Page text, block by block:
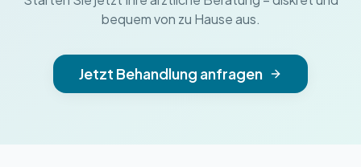
bequem von zu Hause aus.
Jetzt Behandlung anfragen